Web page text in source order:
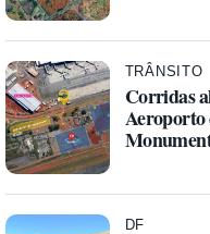
TRÂNSITO
Corridas
Aeroporto
DF